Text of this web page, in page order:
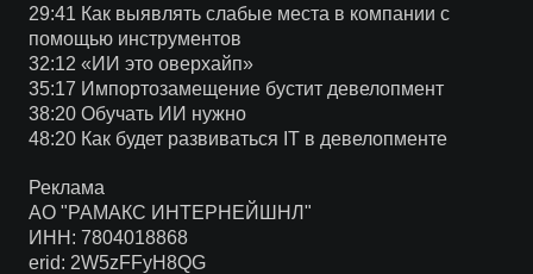
29:41 Как выявлять слабые места в компании с
помощью инструментов
32:12 «ИИ это оверхайп»
35:17 Импортозамещение бустит девелопмент
38:20 Обучать ИИ нужно
48:20 Как будет развиваться IT в девелопменте
Реклама
АО "РАМАКС ИНТЕРНЕЙШНЛ"
ИНН: 7804018868
erid: 2W5zFFyH8QG